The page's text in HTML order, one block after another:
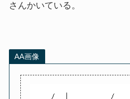
さんかいている。
AA画像